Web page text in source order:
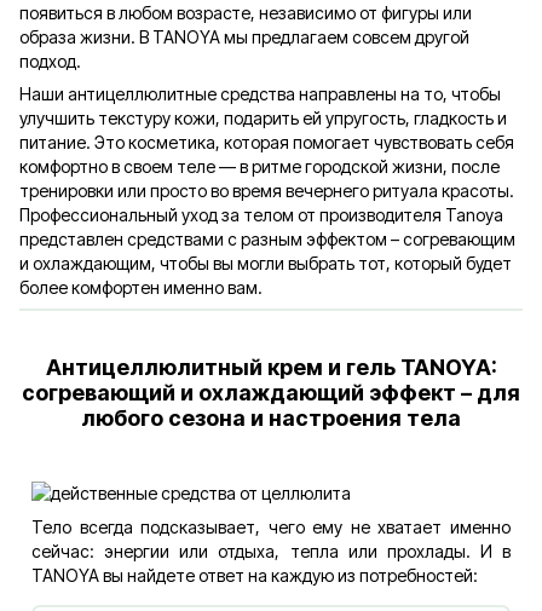
появиться в любом возрасте, независимо от фигуры или
образа жизни. В TANOYA мы предлагаем совсем другой
подход.
Наши антицеллюлитные средства направлены на то, чтобы
улучшить текстуру кожи, подарить ей упругость, гладкость и
питание. Это косметика, которая помогает чувствовать себя
комфортно в своем теле — в ритме городской жизни, после
тренировки или просто во время вечернего ритуала красоты.
Профессиональный уход за телом от производителя Tanoya
представлен средствами с разным эффектом – согревающим
и охлаждающим, чтобы вы могли выбрать тот, который будет
более комфортен именно вам.
Антицеллюлитный крем и гель TANOYA:
согревающий и охлаждающий эффект – для
любого сезона и настроения тела
Тело всегда подсказывает, чего ему не хватает именно
сейчас: энергии или отдыха, тепла или прохлады. И в
TANOYA вы найдете ответ на каждую из потребностей: